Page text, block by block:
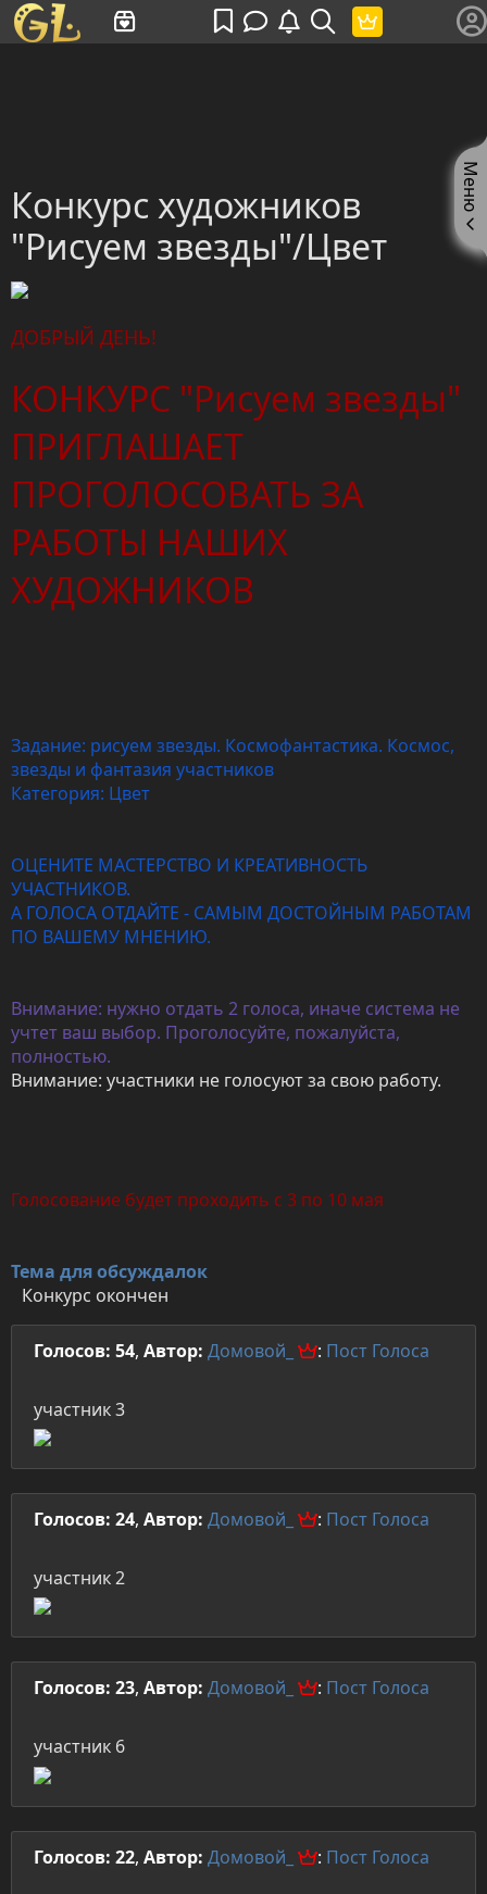
Конкурс художников
"Рисуем звезды"/Цвет
ДОБРЫЙ ДЕНЬ!
КОНКУРС "Рисуем звезды"
ПРИГЛАШАЕТ
ПРОГОЛОСОВАТЬ ЗА
РАБОТЫ НАШИХ
ХУДОЖНИКОВ
Задание: рисуем звезды. Космофантастика. Космос,
звезды и фантазия участников
Категория: Цвет
ОЦЕНИТЕ МАСТЕРСТВО И КРЕАТИВНОСТЬ
УЧАСТНИКОВ.
А ГОЛОСА ОТДАЙТЕ - САМЫМ ДОСТОЙНЫМ РАБОТАМ
ПО ВАШЕМУ МНЕНИЮ.
Внимание: нужно отдать 2 голоса, иначе система не
учтет ваш выбор. Проголосуйте, пожалуйста,
полностью.
Внимание: участники не голосуют за свою работу.
Голосование будет проходить с 3 по 10 мая
Тема для обсуждалок
Конкурс окончен
Голосов: 54, Автор: Домовой_ : Пост Голоса
участник 3
Голосов: 24, Автор: Домовой_ : Пост Голоса
участник 2
Голосов: 23, Автор: Домовой_ : Пост Голоса
участник 6
Голосов: 22, Автор: Домовой_ : Пост Голоса
Меню